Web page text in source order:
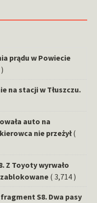
prądu w Powiecie
na stacji w Tłuszczu.
auto na
nie przeżył (
Z Toyoty wyrwało
( 3,714 )
S8. Dwa pasy